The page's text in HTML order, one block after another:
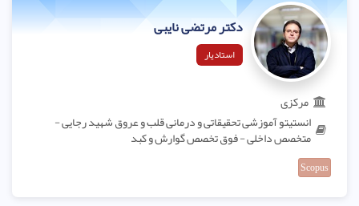
دکتر مرتضی نایبی
استادیار
مرکزی
انستیتو آموزشی تحقیقاتی و درمانی قلب و عروق شهید رجایی -
متخصص داخلی - فوق تخصص گوارش و کبد
Scopus